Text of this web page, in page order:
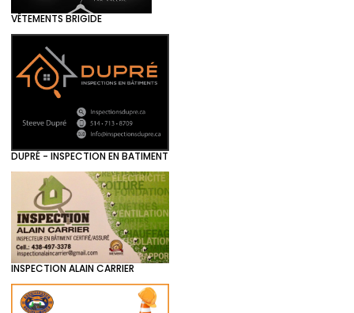
VÊTEMENTS BRIGIDE
DUPRÉ - INSPECTION EN BATIMENT
INSPECTION ALAIN CARRIER